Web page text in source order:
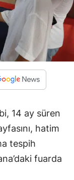
14 ay süren
hatim
tespih
fuarda